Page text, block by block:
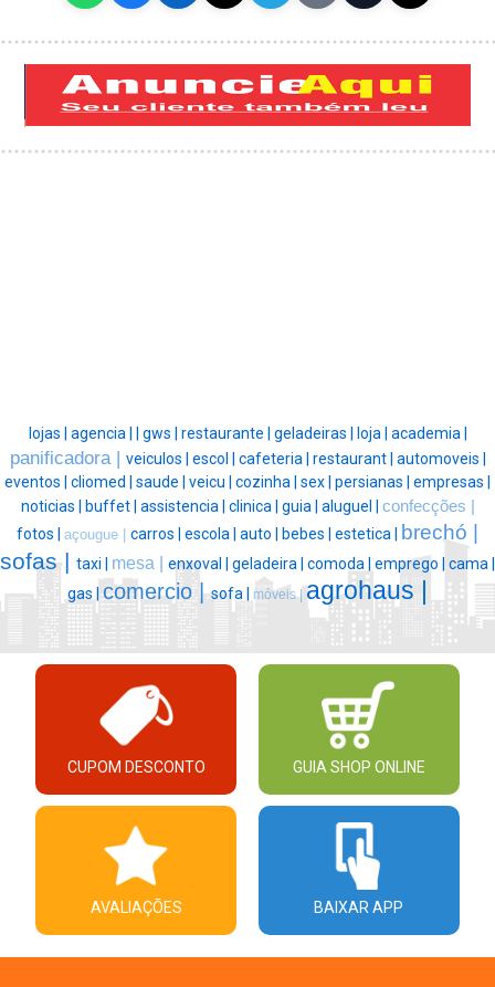
lojas | agencia | gws | restaurante | geladeiras | loja | academia |
panificadora | veiculos | escol | cafeteria | restaurant | automoveis |
eventos | cliomed | saude | veicu | cozinha | sex | persianas | empresas |
noticias |
buffet | assistencia | clinica | guia | aluguel | confecções |
fotos | açougue | carros | escola | auto | bebes | estetica | brechó |
sofas | taxi | mesa | enxoval | geladeira | comoda | emprego | cama |
gas | comercio |sofa | móveis | agrohaus |
CUPOM DESCONTO GUIA SHOP ONLINE
AVALIAÇÕES BAIXAR APP